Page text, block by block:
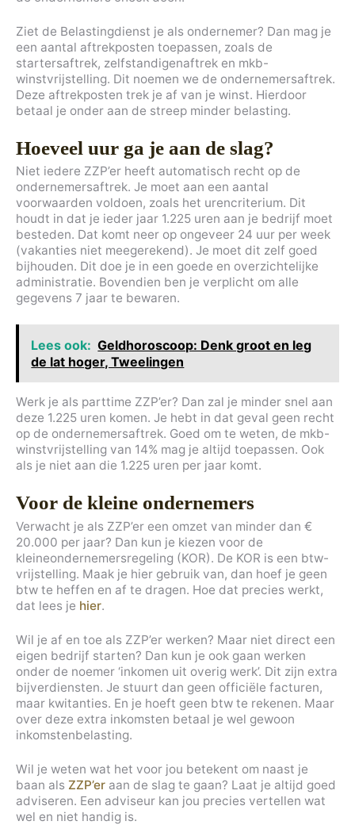
Ziet de Belastingdienst je als ondernemer? Dan mag je
een aantal aftrekposten toepassen, zoals de
startersaftrek, zelfstandigenaftrek en mkb-
winstvrijstelling. Dit noemen we de ondernemersaftrek.
Deze aftrekposten trek je af van je winst. Hierdoor
betaal je onder aan de streep minder belasting.
Hoeveel uur ga je aan de slag?
Niet iedere ZZP’er heeft automatisch recht op de
ondernemersaftrek. Je moet aan een aantal
voorwaarden voldoen, zoals het urencriterium. Dit
houdt in dat je ieder jaar 1.225 uren aan je bedrijf moet
besteden. Dat komt neer op ongeveer 24 uur per week
(vakanties niet meegerekend). Je moet dit zelf goed
bijhouden. Dit doe je in een goede en overzichtelijke
administratie. Bovendien ben je verplicht om alle
gegevens 7 jaar te bewaren.
Lees ook: Geldhoroscoop: Denk groot en leg
de lat hoger, Tweelingen
Werk je als parttime ZZP’er? Dan zal je minder snel aan
deze 1.225 uren komen. Je hebt in dat geval geen recht
op de ondernemersaftrek. Goed om te weten, de mkb-
winstvrijstelling van 14% mag je altijd toepassen. Ook
als je niet aan die 1.225 uren per jaar komt.
Voor de kleine ondernemers
Verwacht je als ZZP’er een omzet van minder dan €
20.000 per jaar? Dan kun je kiezen voor de
kleineondernemersregeling (KOR). De KOR is een btw-
vrijstelling. Maak je hier gebruik van, dan hoef je geen
btw te heffen en af te dragen. Hoe dat precies werkt,
dat lees je hier.
Wil je af en toe als ZZP’er werken? Maar niet direct een
eigen bedrijf starten? Dan kun je ook gaan werken
onder de noemer ‘inkomen uit overig werk’. Dit zijn extra
bijverdiensten. Je stuurt dan geen officiële facturen,
maar kwitanties. En je hoeft geen btw te rekenen. Maar
over deze extra inkomsten betaal je wel gewoon
inkomstenbelasting.
Wil je weten wat het voor jou betekent om naast je
baan als ZZP’er aan de slag te gaan? Laat je altijd goed
adviseren. Een adviseur kan jou precies vertellen wat
wel en niet handig is.